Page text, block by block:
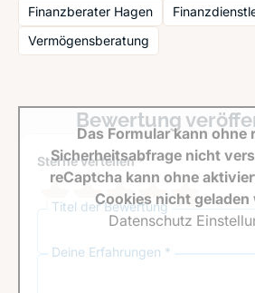
Finanzberater Hagen
Vermögensberatung
Bewertung
Sterne verteilen *
Titel der Bewertung
Deine Erfahrungen *
Das Formular kann ohne
Sicherheitsabfrage nicht
reCaptcha kann ohne
Cookies nicht geladen
Datenschutz